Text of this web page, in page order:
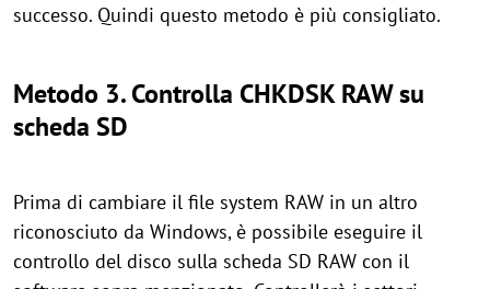
successo. Quindi questo metodo è più consigliato.
Metodo 3. Controlla CHKDSK RAW su
scheda SD
Prima di cambiare il file system RAW in un altro
riconosciuto da Windows, è possibile eseguire il
controllo del disco sulla scheda SD RAW con il